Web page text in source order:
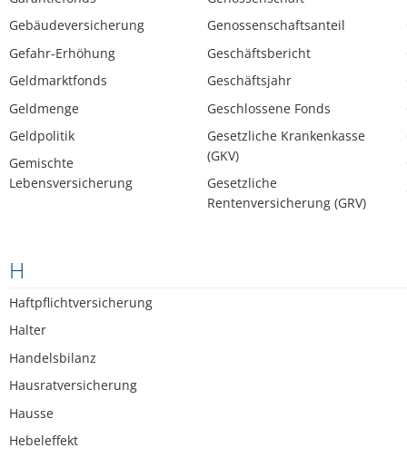
Gebäudeversicherung
Gefahr-Erhöhung
Geldmarktfonds
Geldmenge
Geldpolitik
Gemischte
Lebensversicherung
Genossenschaftsanteil
Geschäftsbericht
Geschäftsjahr
Geschlossene Fonds
Gesetzliche Krankenkasse
(GKV)
Gesetzliche
Rentenversicherung (GRV)
H
Haftpflichtversicherung
Halter
Handelsbilanz
Hausratversicherung
Hausse
Hebeleffekt